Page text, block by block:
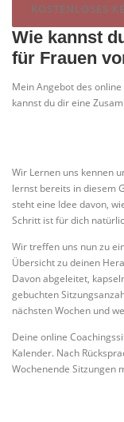
KOSTENLOSES
Wie kannst
für Frauen
Mein Angebot des
kannst du dir eine
Wir Lernen uns kennen
lernst bereits in diesem
steht eine Idee davon,
Schritt ist für dich
Wir treffen uns nun zu
Übersicht zu deinen
Davon abgeleitet,
gebuchten
nächsten Wochen und
Deine online
Kalender. Nach
Wochenende Sitzungen